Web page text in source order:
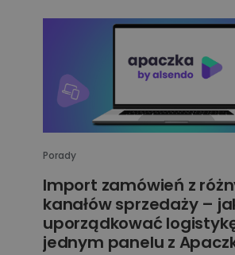
Porady
Import zamówień z
kanałów sprzedaży –
uporządkować
jednym panelu z